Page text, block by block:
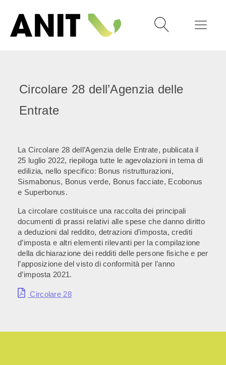
Circolare 28 dell’Agenzia delle
Entrate
La Circolare 28 dell’Agenzia delle Entrate, publicata il
25 luglio 2022, riepiloga tutte le agevolazioni in tema di
edilizia, nello specifico: Bonus ristrutturazioni,
Sismabonus, Bonus verde, Bonus facciate, Ecobonus
e Superbonus.
La circolare costituisce una raccolta dei principali
documenti di prassi relativi alle spese che danno diritto
a deduzioni dal reddito, detrazioni d’imposta, crediti
d’imposta e altri elementi rilevanti per la compilazione
della dichiarazione dei redditi delle persone fisiche e per
l’apposizione del visto di conformità per l’anno
d’imposta 2021.
Circolare 28